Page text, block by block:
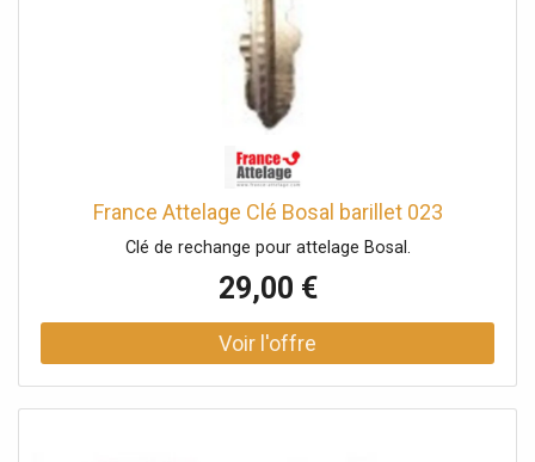
France Attelage Clé Bosal barillet 023
Clé de rechange pour attelage Bosal.
29,00 €